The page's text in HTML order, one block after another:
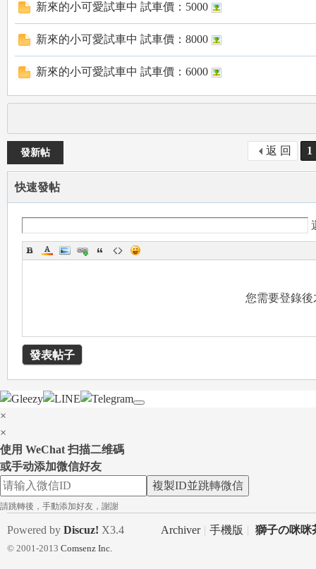
mi
mi
15
新來的小可愛試車中 試車價：5000
新來的小可愛試車中 試車價：8000
新來的小可愛試車中 試車價：6000
1
返 回
發新帖
快速發帖
您需要登錄
發表帖子
×
×
使用 WeChat 扫描二维碼
或手动添加微信好友
複製ID並跳轉微信
請跳轉後，手動添加好友，謝謝
Archiver | 手機版 | 獅子の咪咪
Powered by Discuz! X3.4
© 2001-2013 Comsenz Inc.